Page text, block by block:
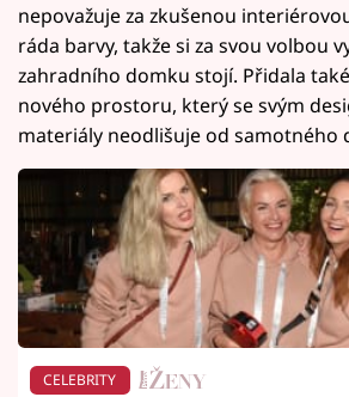
nepovažuje za zkušenou
ráda barvy, takže si za svou volbou
zahradního domku stojí. Přidala
nového prostoru, který se svým
materiály neodlišuje od samotného
CELEBRITY